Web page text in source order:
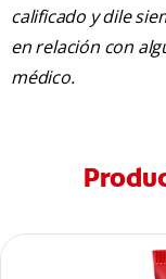
calificado y dile
en relación con
médico.